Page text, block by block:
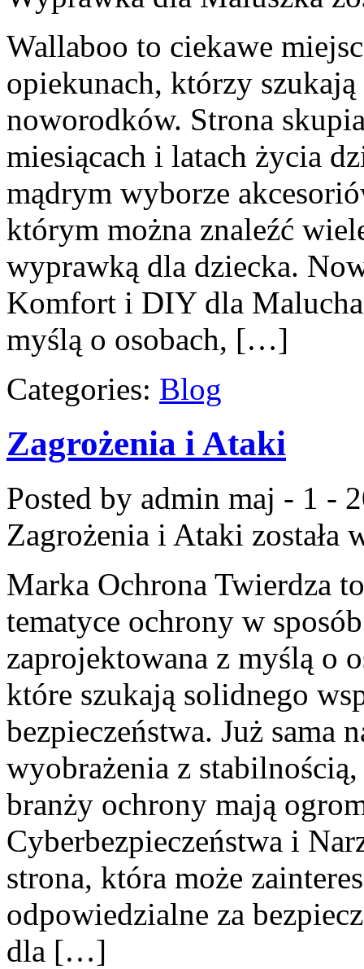
Wallaboo to ciekawe
opiekunach, którzy
noworodków. Strona
miesiącach i latach życia
mądrym wyborze
którym można znaleźć
wyprawką dla dziecka.
Komfort i DIY dla
myślą o osobach, […]
Categories: Blog
Zagrożenia i Ataki
Posted by admin maj - 1 -
Zagrożenia i Ataki została
Marka Ochrona Twierdza
tematyce ochrony w
zaprojektowana z myślą o
które szukają solidnego
bezpieczeństwa. Już sama
wyobrażenia z
branży ochrony mają
Cyberbezpieczeństwa i
strona, która może
odpowiedzialne za
dla […]